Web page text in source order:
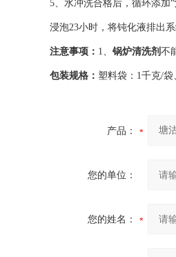
5、水冲洗合格后，循环添加“
浸泡23小时，将钝化液排出
注意事项： 1、 锅炉清洗剂 不
包装规格： 塑料袋：1千克/袋
产品：
您的单位：
您的姓名：